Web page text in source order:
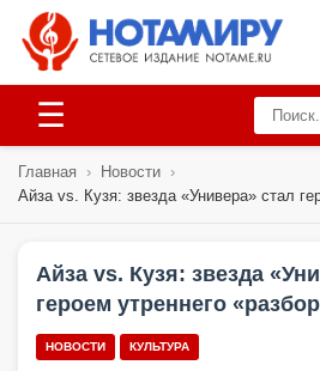
☰
Главная › Новости ›
Айза vs. Кузя: звезда «Универа» стал
Айза vs. Кузя: звезда
героем утреннего
НОВОСТИ КУЛЬТУРА